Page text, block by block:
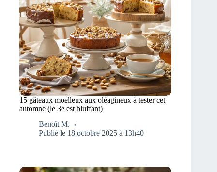
15 gâteaux moelleux aux oléagineux à tester cet
automne (le 3e est bluffant)
Benoît M.
Publié le 18 octobre 2025 à 13h40